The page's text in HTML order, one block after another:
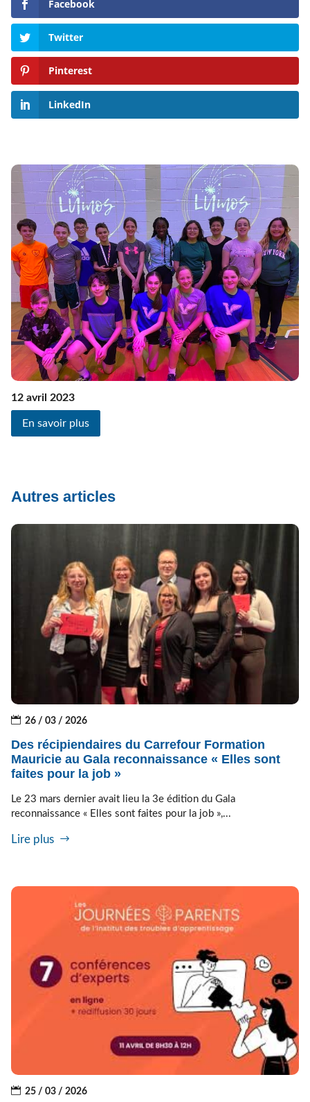
Facebook
Twitter
Pinterest
LinkedIn
12 avril 2023
En savoir plus
Autres articles
26 / 03 / 2026
Des récipiendaires du Carrefour Formation
Mauricie au Gala reconnaissance « Elles sont
faites pour la job »
Le 23 mars dernier avait lieu la 3e édition du Gala
reconnaissance « Elles sont faites pour la job »,...
Lire plus
25 / 03 / 2026